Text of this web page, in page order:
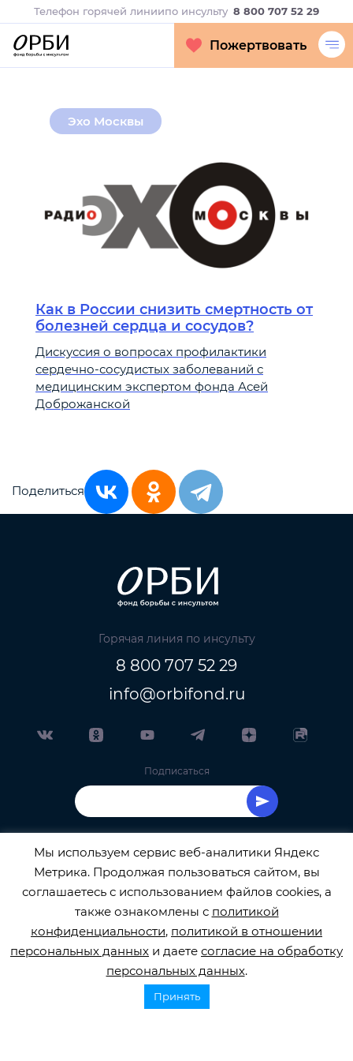
Телефон горячей линиипо инсульту 8 800 707 52 29
Пожертвовать
Эхо Москвы
Как в России снизить смертность от
болезней сердца и сосудов?
Дискуссия о вопросах профилактики
сердечно-сосудистых заболеваний с
медицинским экспертом фонда Асей
Доброжанской
Поделиться
Горячая линия по инсульту
8 800 707 52 29
info@orbifond.ru
Подписаться
ОФИЦИАЛЬНЫЙ ОПЕРАТОР ОБРАБОТКИ
ПЕРСОНАЛЬНЫХ ДАННЫХ РЕГИСТРАЦИОННЫЙ
НОМЕР 77-22-133540
Мы используем сервис веб-аналитики Яндекс
Метрика. Продолжая пользоваться сайтом, вы
соглашаетесь с использованием файлов cookies, а
также ознакомлены с политикой
конфиденциальности, политикой в отношении
персональных данных и даете согласие на обработку
персональных данных.
Принять